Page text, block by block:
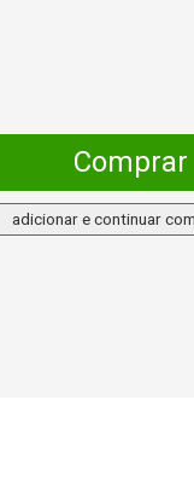
Comprar
adicionar e continuar